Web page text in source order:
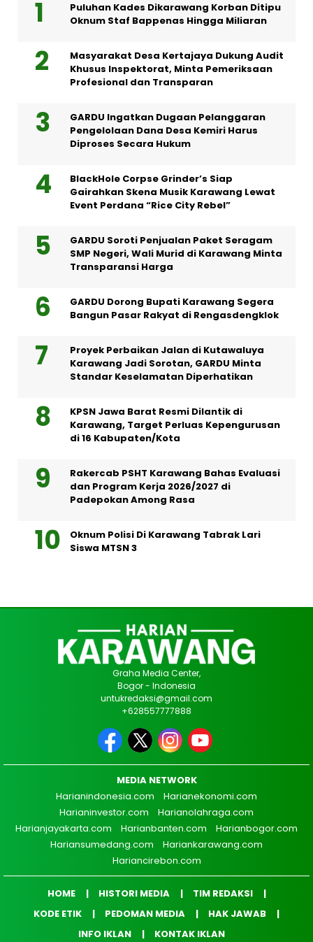
Puluhan Kades Dikarawang Korban Ditipu
Oknum Staf Bappenas Hingga Miliaran
Masyarakat Desa Kertajaya Dukung Audit
Khusus Inspektorat, Minta Pemeriksaan
Profesional dan Transparan
GARDU Ingatkan Dugaan Pelanggaran
Pengelolaan Dana Desa Kemiri Harus
Diproses Secara Hukum
BlackHole Corpse Grinder’s Siap
Gairahkan Skena Musik Karawang Lewat
Event Perdana “Rice City Rebel”
GARDU Soroti Penjualan Paket Seragam
SMP Negeri, Wali Murid di Karawang Minta
Transparansi Harga
GARDU Dorong Bupati Karawang Segera
Bangun Pasar Rakyat di Rengasdengklok
Proyek Perbaikan Jalan di Kutawaluya
Karawang Jadi Sorotan, GARDU Minta
Standar Keselamatan Diperhatikan
KPSN Jawa Barat Resmi Dilantik di
Karawang, Target Perluas Kepengurusan
di 16 Kabupaten/Kota
Rakercab PSHT Karawang Bahas Evaluasi
dan Program Kerja 2026/2027 di
Padepokan Among Rasa
Oknum Polisi Di Karawang Tabrak Lari
Siswa MTSN 3
Graha Media Center,
Bogor - Indonesia
untukredaksi@gmail.com
+628557777888
MEDIA NETWORK
Harianindonesia.com
Harianekonomi.com
Harianinvestor.com
Harianolahraga.com
Harianjayakarta.com
Harianbanten.com
Harianbogor.com
Hariansumedang.com
Hariankarawang.com
Hariancirebon.com
HOME HISTORI MEDIA
TIM REDAKSI
KODE ETIK
PEDOMAN MEDIA
HAK JAWAB
INFO IKLAN
KONTAK IKLAN